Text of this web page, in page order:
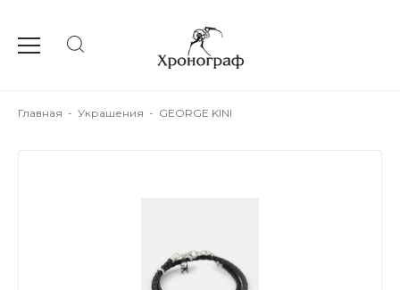
Главная - Украшения - GEORGE KINI